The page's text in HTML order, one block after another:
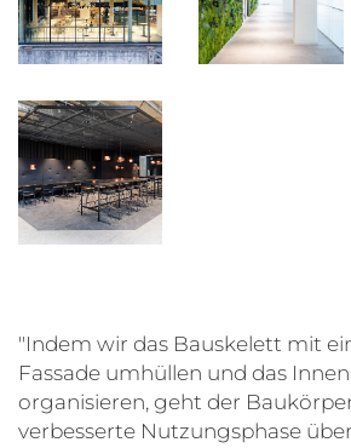
"Indem wir das Bauskelett mit
Fassade umhüllen und das
organisieren, geht der
verbesserte Nutzungsphase